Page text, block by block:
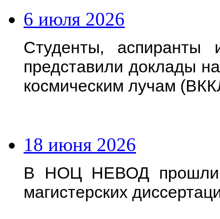
6 июля 2026
Студенты,
представили доклады
космическим лучам
18 июня 2026
В НОЦ НЕВОД прошли
магистерских